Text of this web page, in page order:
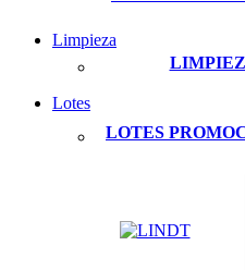
Limpieza
Lotes
LOTES